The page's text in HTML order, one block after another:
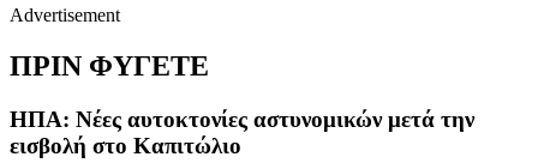
Advertisement
ΠΡΙΝ ΦΥΓΕΤΕ
ΗΠΑ: Νέες αυτοκτονίες αστυνομικών μετά την
εισβολή στο Καπιτώλιο